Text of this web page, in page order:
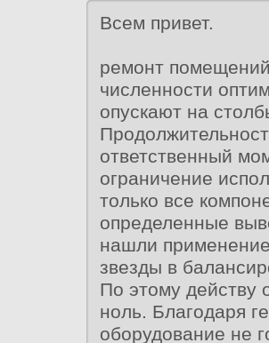
Всем привет.
ремонт
численности
опускают на
ответственный
ограничение
только все
определенные
нашли
звезды в
По этому действу
ноль. Благодаря
оборудование не